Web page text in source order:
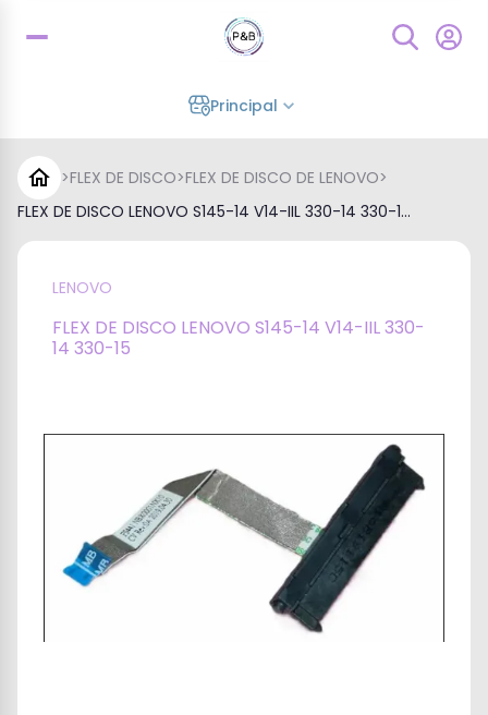
Principal
>FLEX DE DISCO>FLEX DE DISCO DE LENOVO>
FLEX DE DISCO LENOVO S145-14 V14-IIL 330-14 330-1...
LENOVO
FLEX DE DISCO LENOVO S145-14 V14-IIL 330-
14 330-15